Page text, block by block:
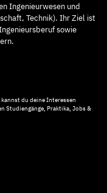
Ingenieurwesen und
Technik). Ihr Ziel ist
sowie
du deine Interessen
Studiengänge, Praktika, Jobs &